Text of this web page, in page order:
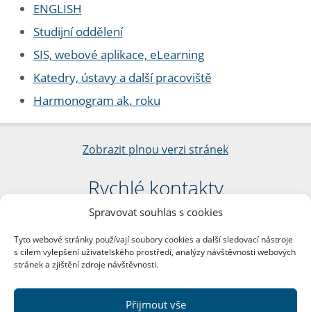
Spravovat souhlas s cookies
Tyto webové stránky používají soubory cookies a další sledovací nástroje
s cílem vylepšení uživatelského prostředí, analýzy návštěvnosti webových
stránek a zjištění zdroje návštěvnosti.
Přijmout vše
ENGLISH
Studijní oddělení
SIS, webové aplikace, eLearning
Katedry, ústavy a další pracoviště
Harmonogram ak. roku
Zobrazit plnou verzi stránek
Rychlé kontakty
Filozofická fakulta
nám. Jana Palacha 1/2
116 38 Praha 1
DIČ: CZ00216208